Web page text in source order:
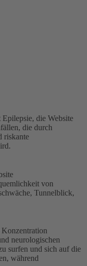
die Website
die durch
riskante
von
Tunnelblick,
neurologischen
surfen und sich auf die
während